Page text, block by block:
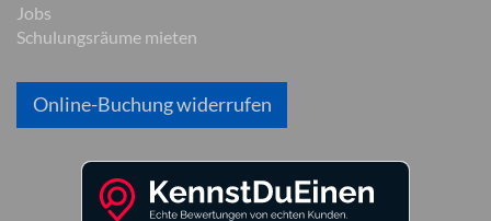
Jobs
Schulungsräume mieten
Online-Buchung widerrufen